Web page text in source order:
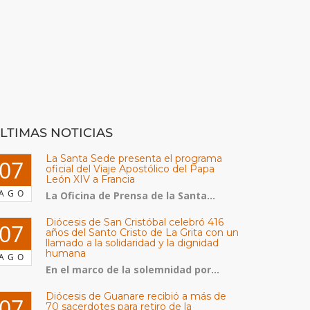
NOTICIAS
La Santa Sede presenta el programa
oficial del Viaje Apostólico del Papa
León XIV a Francia
La Oficina de Prensa de la Santa...
Diócesis de San Cristóbal celebró 416
años del Santo Cristo de La Grita con un
llamado a la solidaridad y la dignidad
humana
En el marco de la solemnidad por...
Diócesis de Guanare recibió a más de
70 sacerdotes para retiro de la